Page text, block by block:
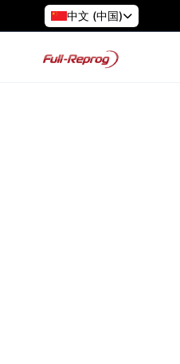
中文 (中国)